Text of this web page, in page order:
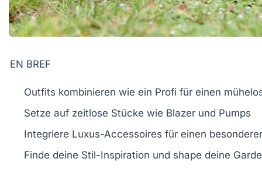
EN BREF
Outfits kombinieren wie ein Profi für einen
Setze auf zeitlose Stücke wie Blazer und Pumps
Integriere Luxus-Accessoires für einen
Finde deine Stil-Inspiration und shape deine